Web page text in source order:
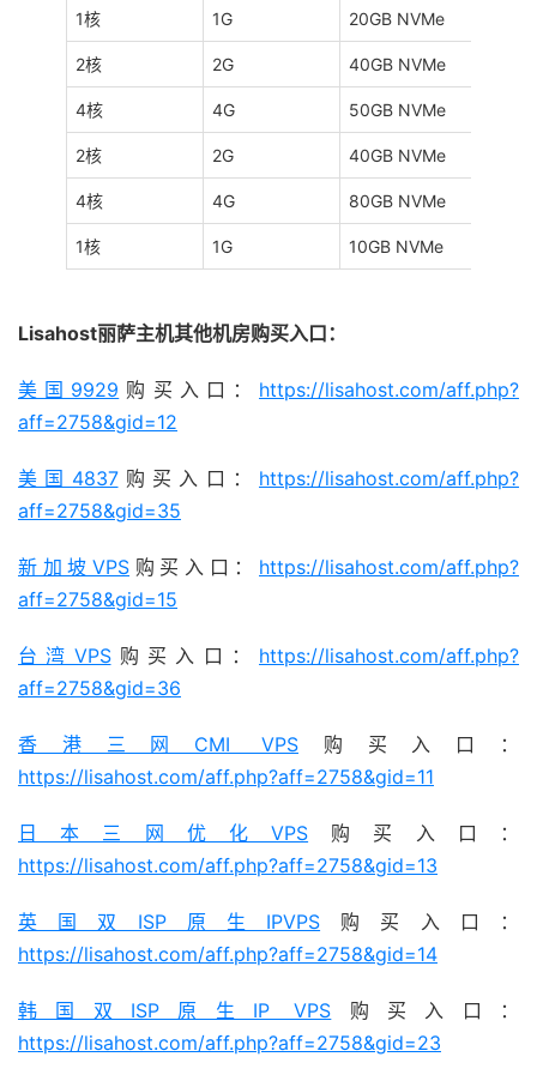
1核 1G 20GB NVMe
2核 2G 40GB NVMe
4核 4G 50GB NVMe
2核 2G 40GB NVMe
4核 4G 80GB NVMe
1核 1G 10GB NVMe
Lisahost丽萨主机其他机房购买入口：
美国9929 购买入口： https://lisahost.com/aff.php?
aff=2758&gid=12
美国4837购买入口： https://lisahost.com/aff.php?
aff=2758&gid=35
新加坡VPS 购买入口： https://lisahost.com/aff.php?
aff=2758&gid=15
台湾VPS购买入口： https://lisahost.com/aff.php?
aff=2758&gid=36
香港三网CMI VPS 购买入口：
https://lisahost.com/aff.php?aff=2758&gid=11
日本三网优化VPS 购买入口：
https://lisahost.com/aff.php?aff=2758&gid=13
英国双ISP原生IPVPS 购买入口：
https://lisahost.com/aff.php?aff=2758&gid=14
韩国双ISP原生IP VPS 购买入口：
https://lisahost.com/aff.php?aff=2758&gid=23